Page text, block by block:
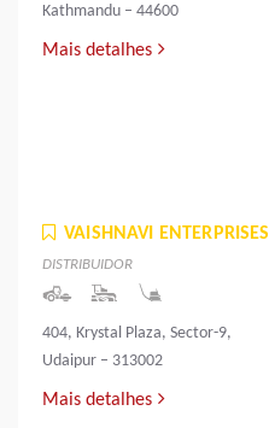
Kathmandu – 44600
Mais detalhes
VAISHNAVI ENTERPRISES
DISTRIBUIDOR
404, Krystal Plaza, Sector-9,
Udaipur – 313002
Mais detalhes